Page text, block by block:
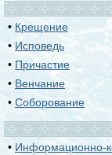
• Крещение
• Исповедь
• Причастие
• Венчание
•Соборование
• Информационно-